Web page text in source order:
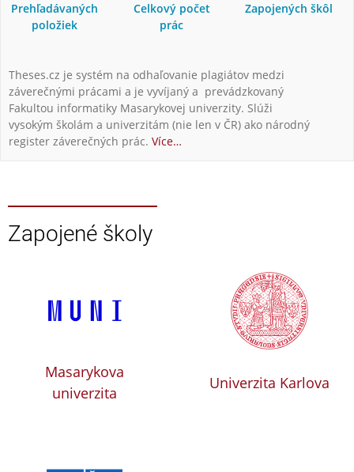
Prehľadávaných
položiek
Celkový počet
prác
Zapojených škôl
Theses.cz je systém na odhaľovanie plagiátov medzi
záverečnými prácami a je vyvíjaný a prevádzkovaný
Fakultou informatiky Masarykovej univerzity. Slúži
vysokým školám a univerzitám (nie len v ČR) ako národný
register záverečných prác. Více…
Zapojené školy
Masarykova
univerzita
Univerzita Karlova